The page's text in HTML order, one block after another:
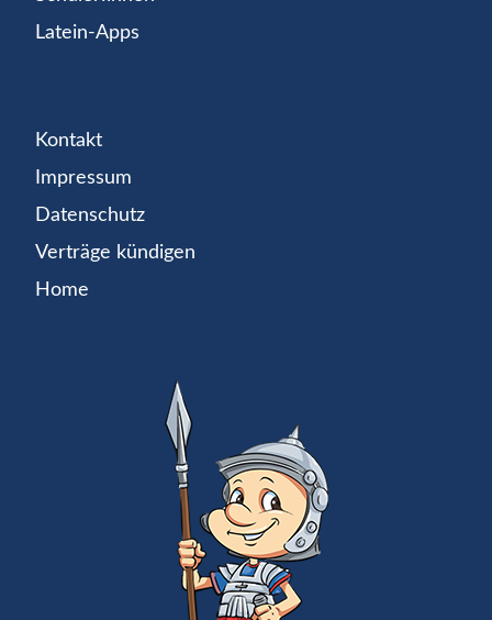
Latein-Apps
Kontakt
Impressum
Datenschutz
Verträge kündigen
Home